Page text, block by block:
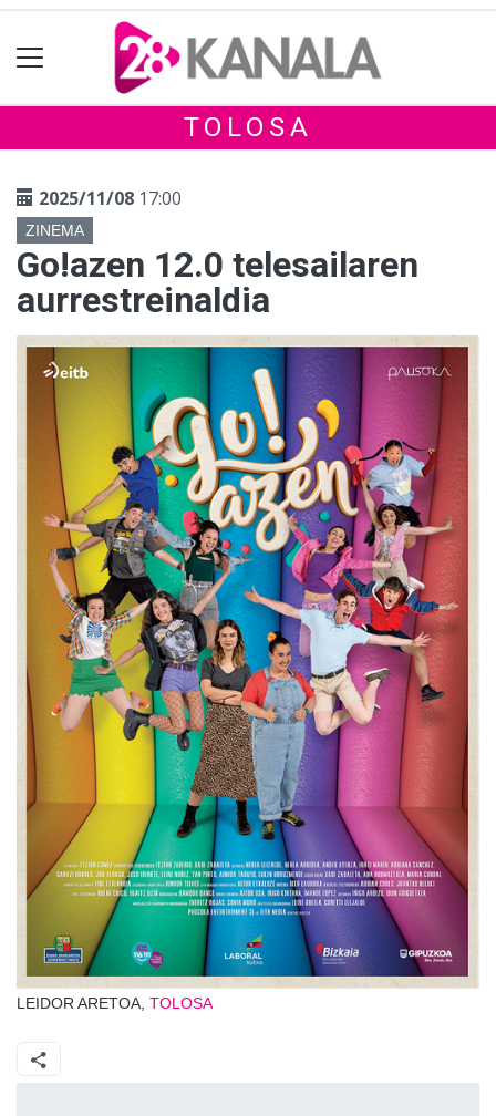
TOLOSA
2025/11/08 17:00
ZINEMA
Go!azen 12.0 telesailaren
aurrestreinaldia
LEIDOR ARETOA, TOLOSA